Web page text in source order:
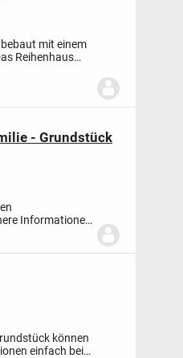
mit einem
Reihenhaus
- Grundstück
Informationen
können
einfach bei